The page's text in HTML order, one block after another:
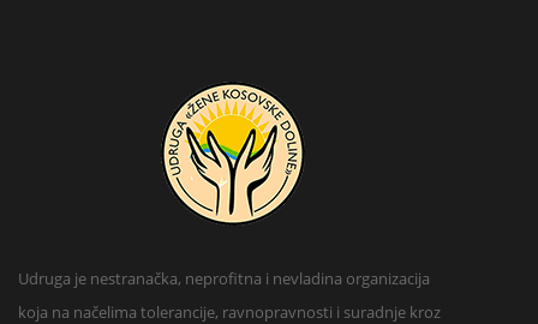
Udruga je nestranačka, neprofitna i nevladina organizacija
koja na načelima tolerancije, ravnopravnosti i suradnje kroz